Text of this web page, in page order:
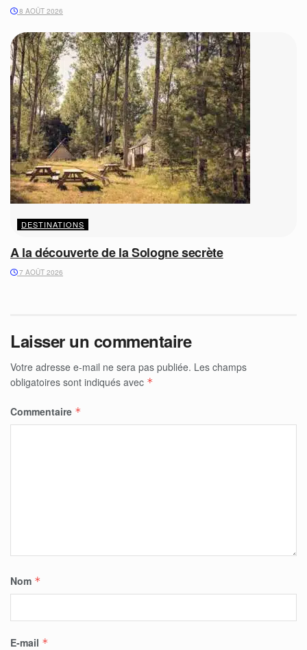
8 AOÛT 2026
DESTINATIONS
A la découverte de la Sologne secrète
7 AOÛT 2026
Laisser un commentaire
Votre adresse e-mail ne sera pas publiée. Les champs
obligatoires sont indiqués avec *
Commentaire *
Nom *
E-mail *